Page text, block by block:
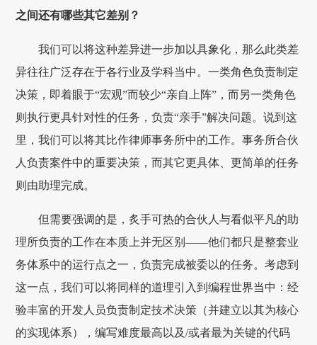
之间还有哪些其它差别？
我们可以将这种差异进一步加以具象化，那么此类差
异往往广泛存在于各行业及学科当中。一类角色负责制定
决策，即着眼于“宏观”而较少“亲自上阵”，而另一类角色
则执行更具针对性的任务，负责“亲手”解决问题。说到这
里，我们可以将其比作律师事务所中的工作。事务所合伙
人负责案件中的重要决策，而其它更具体、更简单的任务
则由助理完成。
但需要强调的是，炙手可热的合伙人与看似平凡的助
理所负责的工作在本质上并无区别——他们都只是整套业
务体系中的运行点之一，负责完成被委以的任务。考虑到
这一点，我们可以将同样的道理引入到编程世界当中：经
验丰富的开发人员负责制定技术决策（并建立以其为核心
的实现体系），编写难度最高以及/或者最为关键的代码